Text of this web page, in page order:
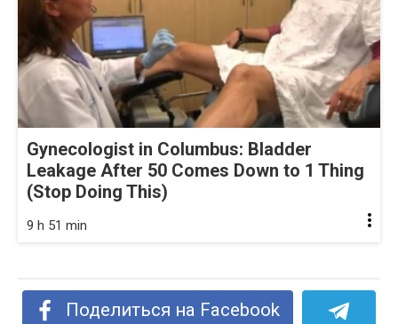
Gynecologist in Columbus: Bladder
Leakage After 50 Comes Down to 1 Thing
(Stop Doing This)
9 h 51 min
Поделиться на Facebook